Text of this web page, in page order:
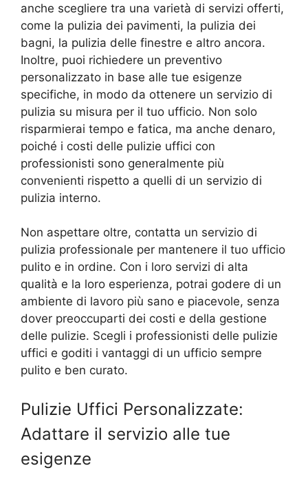
anche scegliere tra una varietà di servizi offerti,
come la pulizia dei pavimenti, la pulizia dei
bagni, la pulizia delle finestre e altro ancora.
Inoltre, puoi richiedere un preventivo
personalizzato in base alle tue esigenze
specifiche, in modo da ottenere un servizio di
pulizia su misura per il tuo ufficio. Non solo
risparmierai tempo e fatica, ma anche denaro,
poiché i costi delle pulizie uffici con
professionisti sono generalmente più
convenienti rispetto a quelli di un servizio di
pulizia interno.
Non aspettare oltre, contatta un servizio di
pulizia professionale per mantenere il tuo ufficio
pulito e in ordine. Con i loro servizi di alta
qualità e la loro esperienza, potrai godere di un
ambiente di lavoro più sano e piacevole, senza
dover preoccuparti dei costi e della gestione
delle pulizie. Scegli i professionisti delle pulizie
uffici e goditi i vantaggi di un ufficio sempre
pulito e ben curato.
Pulizie Uffici Personalizzate:
Adattare il servizio alle tue
esigenze